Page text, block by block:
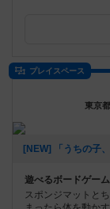
プレイスペース
東京
遊べるボードゲーム
スポンジマットと